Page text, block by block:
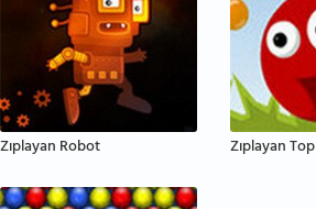
Zıplayan Robot Zıplayan Top